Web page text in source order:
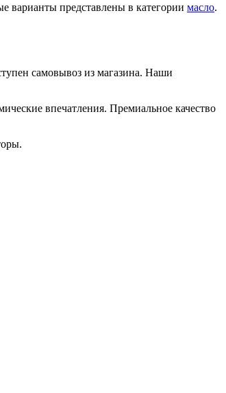
варианты представлены в категории масло.
самовывоз из магазина. Наши
впечатления. Премиальное качество